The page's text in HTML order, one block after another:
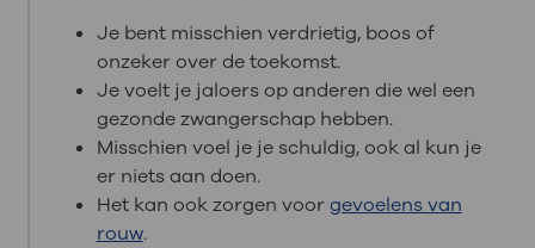
Je bent misschien verdrietig, boos of
onzeker over de toekomst.
Je voelt je jaloers op anderen die wel een
gezonde zwangerschap hebben.
Misschien voel je je schuldig, ook al kun je
er niets aan doen.
Het kan ook zorgen voorgevoelens van
rouw.